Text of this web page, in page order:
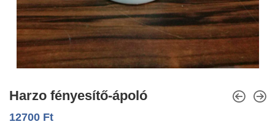
Harzo fényesítő-ápoló
12700 Ft